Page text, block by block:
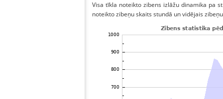
Visa tīkla noteikto zibens izlāžu dinamika pa
noteikto zibeņu skaits stundā un vidējais